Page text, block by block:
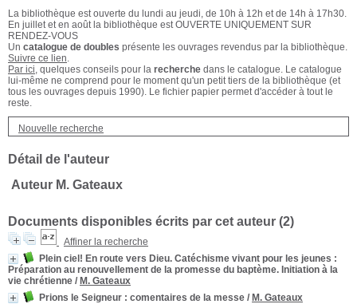
La bibliothèque est ouverte du lundi au jeudi, de 10h à 12h et de 14h à 17h30.
En juillet et en août la bibliothèque est OUVERTE UNIQUEMENT SUR
RENDEZ-VOUS
Un catalogue de doubles présente les ouvrages revendus par la bibliothèque.
Suivre ce lien.
Par ici, quelques conseils pour la recherche dans le catalogue. Le catalogue
lui-même ne comprend pour le moment qu'un petit tiers de la bibliothèque (et
tous les ouvrages depuis 1990). Le fichier papier permet d'accéder à tout le
reste.
Nouvelle recherche
Détail de l'auteur
Auteur M. Gateaux
Documents disponibles écrits par cet auteur (2)
Affiner la recherche
Plein ciel! En route vers Dieu. Catéchisme vivant pour les jeunes :
Préparation au renouvellement de la promesse du baptème. Initiation à la
vie chrétienne / M. Gateaux
Prions le Seigneur : comentaires de la messe / M. Gateaux